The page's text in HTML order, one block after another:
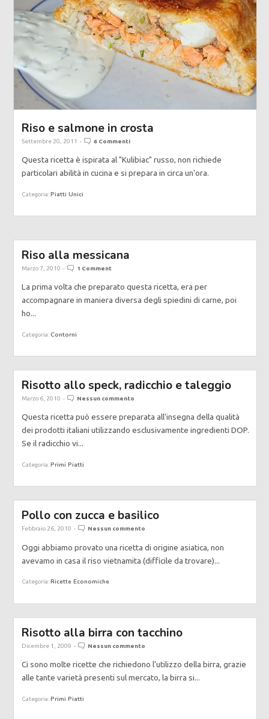
Riso e salmone in crosta
Settembre 20, 2011 - 6 Commenti
Questa ricetta è ispirata al "Kulibiac" russo, non richiede
particolari abilità in cucina e si prepara in circa un'ora.
Categoria:Piatti Unici
Riso alla messicana
Marzo 7, 2010 - 1 Comment
La prima volta che preparato questa ricetta, era per
accompagnare in maniera diversa degli spiedini di carne, poi
ho...
Categoria:Contorni
Risotto allo speck, radicchio e taleggio
Marzo 6, 2010 - Nessun commento
Questa ricetta può essere preparata all'insegna della qualità
dei prodotti italiani utilizzando esclusivamente ingredienti DOP.
Se il radicchio vi...
Categoria:Primi Piatti
Pollo con zucca e basilico
Febbraio 26, 2010 - Nessun commento
Oggi abbiamo provato una ricetta di origine asiatica, non
avevamo in casa il riso vietnamita (difficile da trovare)...
Categoria:Ricette Economiche
Risotto alla birra con tacchino
Dicembre 1, 2009 - Nessun commento
Ci sono molte ricette che richiedono l'utilizzo della birra, grazie
alle tante varietà presenti sul mercato, la birra si...
Categoria:Primi Piatti